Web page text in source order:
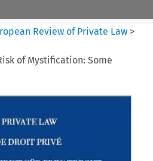
Review of Private Law >
of Mystification: Some